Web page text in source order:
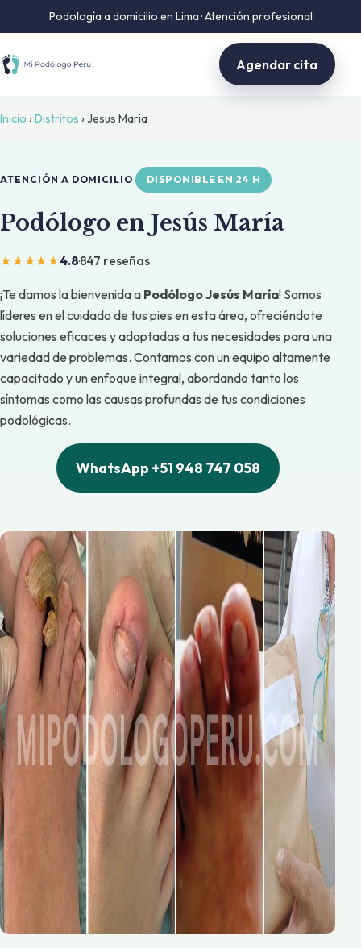
Podología a domicilio en Lima · Atención profesional
Agendar cita
Inicio ›Distritos › Jesus Maria
ATENCIÓN A DOMICILIO DISPONIBLE EN 24 H
Podólogo en Jesús María
★★★★★4.8·847 reseñas
¡Te damos la bienvenida a Podólogo Jesús María! Somos
líderes en el cuidado de tus pies en esta área, ofreciéndote
soluciones eficaces y adaptadas a tus necesidades para una
variedad de problemas. Contamos con un equipo altamente
capacitado y un enfoque integral, abordando tanto los
síntomas como las causas profundas de tus condiciones
podológicas.
WhatsApp +51 948 747 058